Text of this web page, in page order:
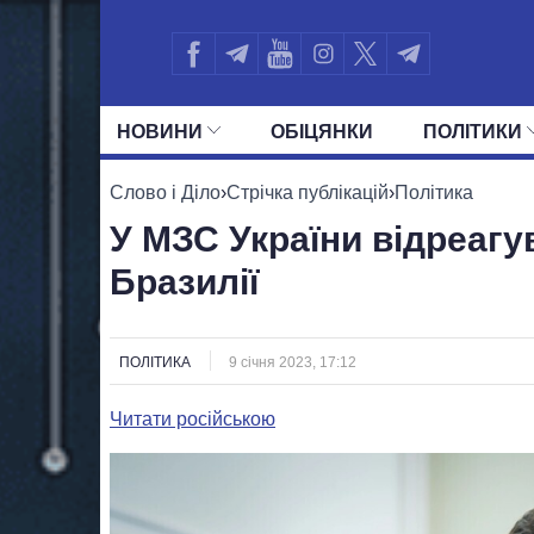
НОВИНИ ОБIЦЯНКИ ПОЛIТИКИ
УСІ ПОЛІТИКИ ПРЕЗИДЕНТ І ОФІС
Слово і Діло›Стрічка публікацій›Політика
У МЗС України
Бразилії
ПОЛІТИКА 9 січня 2023, 17:12
Читати російською